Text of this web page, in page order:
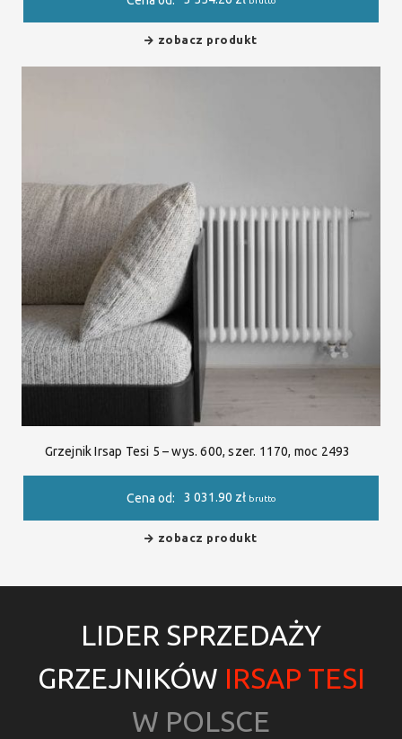
zobacz produkt
Grzejnik Irsap Tesi 5 – wys. 600, szer. 1170, moc 2493
Cena od: 3 031.90 zł brutto
zobacz produkt
LIDER SPRZEDAŻY
GRZEJNIKÓW IRSAP TESI
W POLSCE